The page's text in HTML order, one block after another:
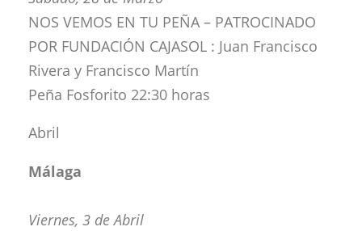
NOS VEMOS EN TU PEÑA – PATROCINADO
POR FUNDACIÓN CAJASOL : Juan Francisco
Rivera y Francisco Martín
Peña Fosforito 22:30 horas
Abril
Málaga
Viernes, 3 de Abril